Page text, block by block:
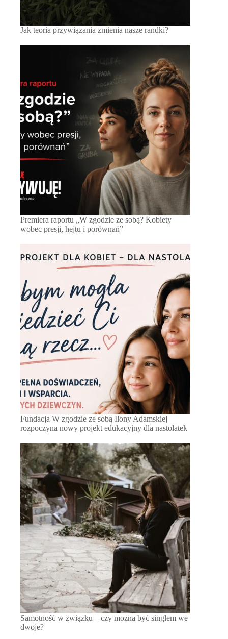
Jak teoria przywiązania zmienia nasze randki?
Premiera raportu „W zgodzie ze sobą? Kobiety
wobec presji, hejtu i porównań”
Fundacja W zgodzie ze sobą Ilony Adamskiej
rozpoczyna nowy projekt edukacyjny dla nastolatek
Samotność w związku – czy można być singlem we
dwoje?